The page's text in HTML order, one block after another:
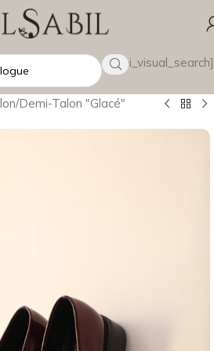
[wsbi_visual_search]
/Demi-Talon "Glacé"